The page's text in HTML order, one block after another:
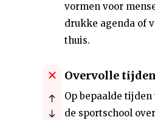
vormen voor
drukke agenda of
thuis.
Overvolle tijden
Op bepaalde
de sportschool